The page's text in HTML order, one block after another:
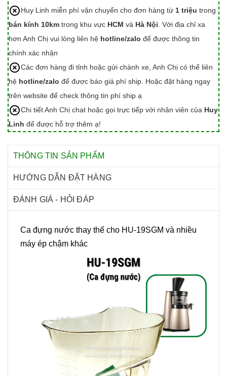
Huy Linh miễn phí vận chuyển cho đơn hàng từ 1 triệu trong
bán kính 10km trong khu vực HCM và Hà Nội . Với địa chỉ xa
hơn Anh Chị vui lòng liên hệ hotline/zalo để được thông tin
chính xác nhận
Các đơn hàng đi tỉnh hoặc gửi chành xe, Anh Chị có thể liên
hệ hotline/zalo để được báo giá phí ship. Hoặc đặt hàng ngay
trên website để check thông tin phí ship ạ
Chi tiết Anh Chị chat hoặc gọi trực tiếp với nhân viên của Huy
Linh để được hỗ trợ thêm ạ!
THÔNG TIN SẢN PHẨM
HƯỚNG DẪN ĐẶT HÀNG
ĐÁNH GIÁ - HỎI ĐÁP
Ca đựng nước thay thế cho HU-19SGM và nhiều
máy ép chậm khác